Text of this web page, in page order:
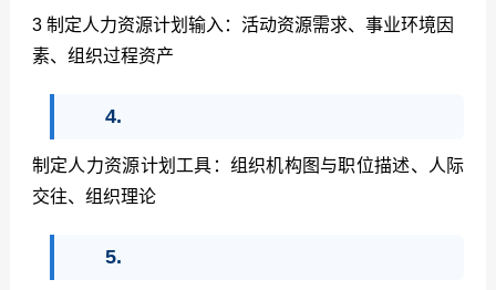
3 制定人力资源计划输入：活动资源需求、事业环境因
素、组织过程资产
4.
制定人力资源计划工具：组织机构图与职位描述、人际
交往、组织理论
5.